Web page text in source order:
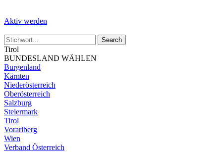
Aktiv werden
Tirol
BUNDESLAND WÄHLEN
Burgenland
Kärnten
Niederösterreich
Oberösterreich
Salzburg
Steiermark
Tirol
Vorarlberg
Wien
Verband Österreich